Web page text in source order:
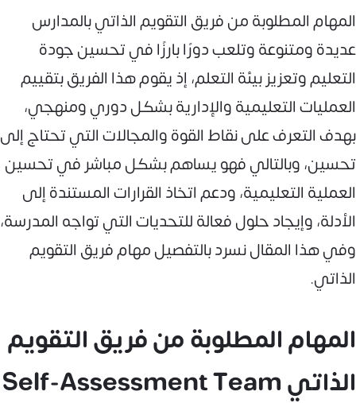
المهام المطلوبة من فريق التقويم الذاتي بالمدارس
عديدة ومتنوعة وتلعب دورًا بارزًا في تحسين جودة
التعليم وتعزيز بيئة التعلم، إذ يقوم هذا الفريق بتقييم
العمليات التعليمية والإدارية بشكل دوري ومنهجي،
بهدف التعرف على نقاط القوة والمجالات التي تحتاج إلى
تحسين، وبالتالي فهو يساهم بشكل مباشر في تحسين
العملية التعليمية، ودعم اتخاذ القرارات المستندة إلى
الأدلة، وإيجاد حلول فعالة للتحديات التي تواجه المدرسة،
وفي هذا المقال نسرد بالتفصيل مهام فريق التقويم
الذاتي.
المهام المطلوبة من فريق التقويم
الذاتي Self-Assessment Team